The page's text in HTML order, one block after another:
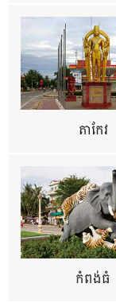
តាកែវ
កំពង់ធំ